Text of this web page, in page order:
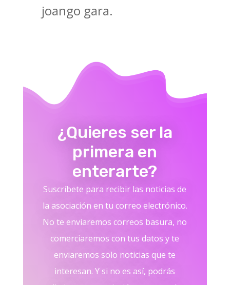
joango gara.
¿Quieres ser la
primera en
enterarte?
Suscríbete para recibir las noticias de
la asociación en tu correo electrónico.
No te enviaremos correos basura, no
comerciaremos con tus datos y te
enviaremos solo noticias que te
interesan. Y si no es así, podrás